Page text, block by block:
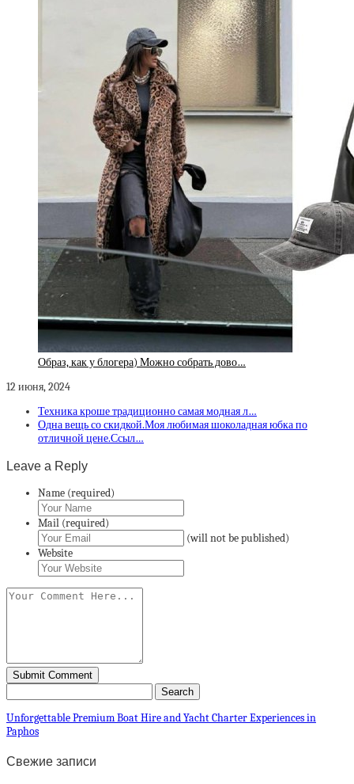
Образ, как у блогера) Можно собрать дово…
12 июня, 2024
Техника кроше традиционно самая модная л…
Одна вещь со скидкой.Моя любимая шоколадная юбка по
отличной цене.Ссыл…
Leave a Reply
Name (required)
Mail (required)
(will not be published)
Website
Unforgettable Premium Boat Hire and Yacht Charter Experiences in
Paphos
Свежие записи